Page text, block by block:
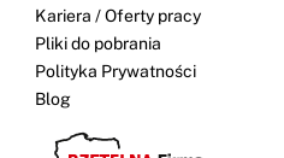
Kariera / Oferty pracy
Pliki do pobrania
Polityka Prywatności
Blog